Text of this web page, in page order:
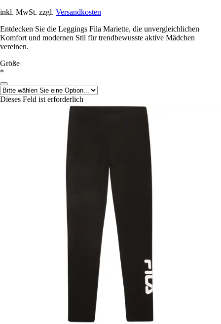
inkl. MwSt. zzgl. Versandkosten
Entdecken Sie die Leggings Fila Mariette, die unvergleichlichen
Komfort und modernen Stil für trendbewusste aktive Mädchen
vereinen.
Größe
*
Dieses Feld ist erforderlich